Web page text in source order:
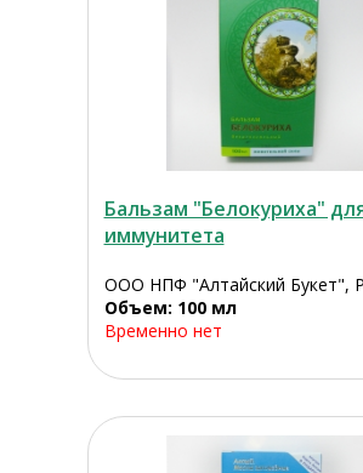
Бальзам "Белокуриха"
иммунитета
ООО НПФ "Алтайский Букет",
Объем: 100 мл
Временно нет